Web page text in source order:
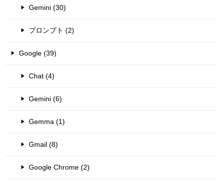
Gemini (30)
プロンプト (2)
Google (39)
Chat (4)
Gemini (6)
Gemma (1)
Gmail (8)
Google Chrome (2)